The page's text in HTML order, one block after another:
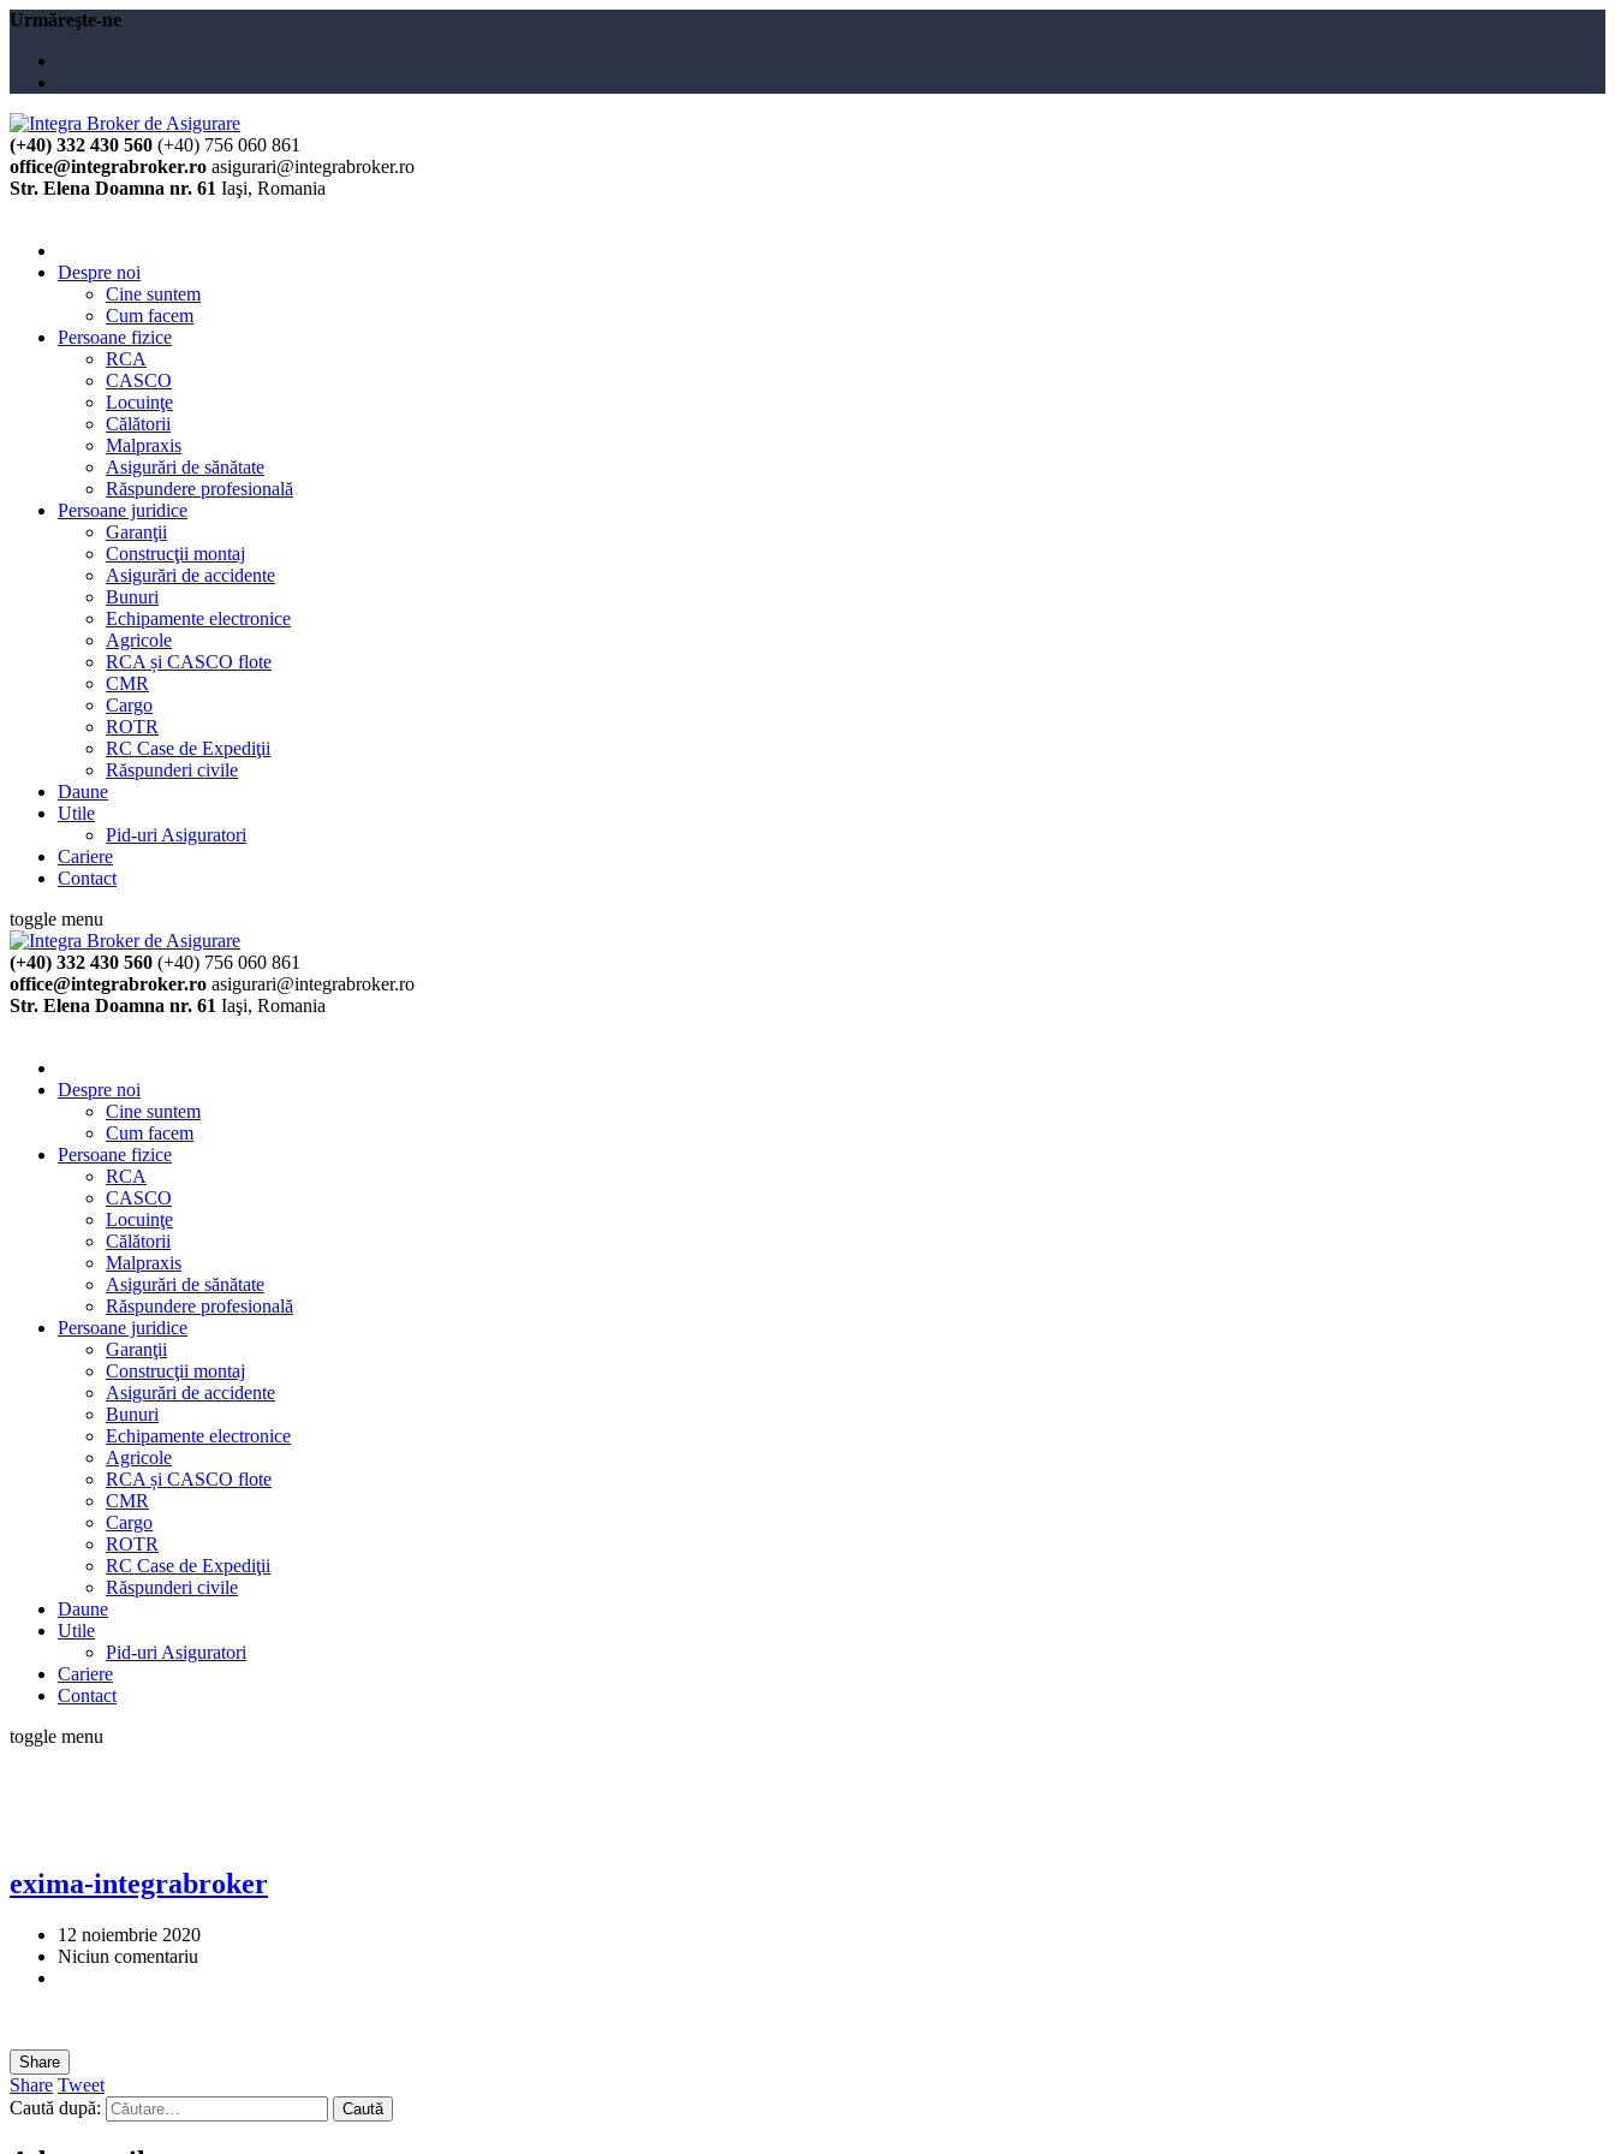
Urmăreşte-ne
(+40) 332 430 560 (+40) 756 060 861
office@integrabroker.ro asigurari@integrabroker.ro
Str. Elena Doamna nr. 61 Iaşi, Romania
Despre noi
Cine suntem
Cum facem
Persoane fizice
RCA
CASCO
Locuinţe
Călătorii
Malpraxis
Asigurări de sănătate
Răspundere profesională
Persoane juridice
Garanţii
Construcţii montaj
Asigurări de accidente
Bunuri
Echipamente electronice
Agricole
RCA și CASCO flote
CMR
Cargo
ROTR
RC Case de Expediţii
Răspunderi civile
Daune
Utile
Pid-uri Asiguratori
Cariere
Contact
toggle menu
(+40) 332 430 560 (+40) 756 060 861
office@integrabroker.ro asigurari@integrabroker.ro
Str. Elena Doamna nr. 61 Iaşi, Romania
Despre noi
Cine suntem
Cum facem
Persoane fizice
RCA
CASCO
Locuinţe
Călătorii
Malpraxis
Asigurări de sănătate
Răspundere profesională
Persoane juridice
Garanţii
Construcţii montaj
Asigurări de accidente
Bunuri
Echipamente electronice
Agricole
RCA și CASCO flote
CMR
Cargo
ROTR
RC Case de Expediţii
Răspunderi civile
Daune
Utile
Pid-uri Asiguratori
Cariere
Contact
toggle menu
exima-integrabroker
12 noiembrie 2020
Niciun comentariu
Share
Share Tweet
Caută după: